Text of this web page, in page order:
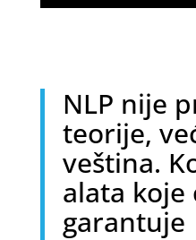
NLP nije
teorije,
veština.
alata koje
garantuje